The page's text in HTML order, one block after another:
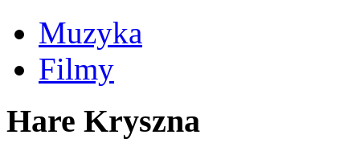
Muzyka
Filmy
Hare Kryszna